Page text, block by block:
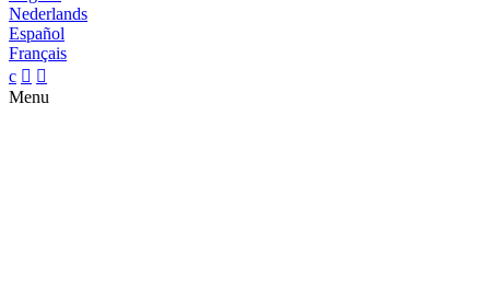
Nederlands
Español
Français
c  
Menu